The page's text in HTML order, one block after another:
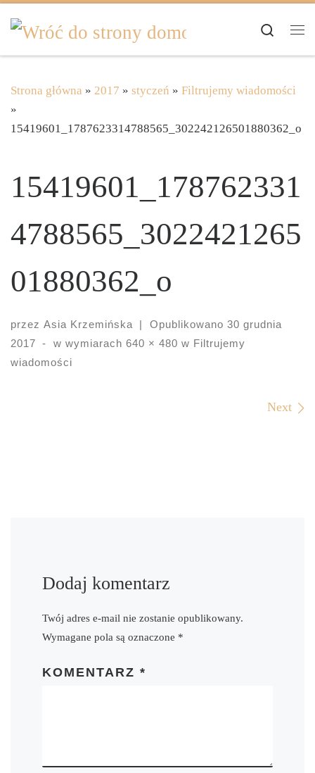
Skip to content
Search
Strona główna » 2017 » styczeń » Filtrujemy wiadomości
»
15419601_1787623314788565_302242126501880362_o
15419601_178762331
4788565_3022421265
01880362_o
przez Asia Krzemińska | Opublikowano 30 grudnia
2017
- w wymiarach 640 × 480 w Filtrujemy
wiadomości
Next
Dodaj komentarz
Twój adres e-mail nie zostanie opublikowany.
Wymagane pola są oznaczone *
KOMENTARZ*